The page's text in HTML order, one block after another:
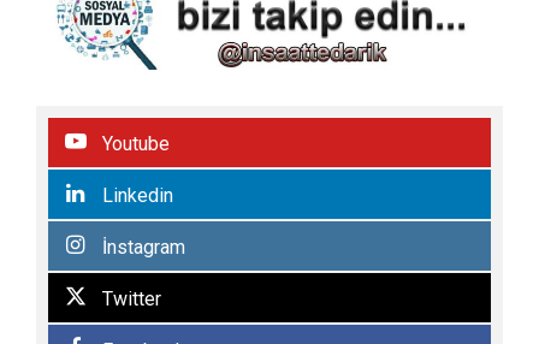
Youtube
Linkedin
İnstagram
Twitter